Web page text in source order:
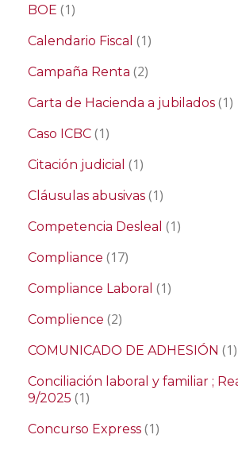
BOE (1)
Calendario Fiscal (1)
Campaña Renta (2)
Carta de Hacienda a jubilados (1)
Caso ICBC (1)
Citación judicial (1)
Cláusulas abusivas (1)
Competencia Desleal (1)
Compliance (17)
Compliance Laboral (1)
Complience (2)
COMUNICADO DE ADHESIÓN (1)
Conciliación laboral y familiar ;
9/2025 (1)
Concurso Express (1)